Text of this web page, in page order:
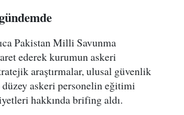
Pakistan Milli Savunma
ederek kurumun askeri
araştırmalar, ulusal güvenlik
düzey askeri personelin eğitimi
hakkında brifing aldı.